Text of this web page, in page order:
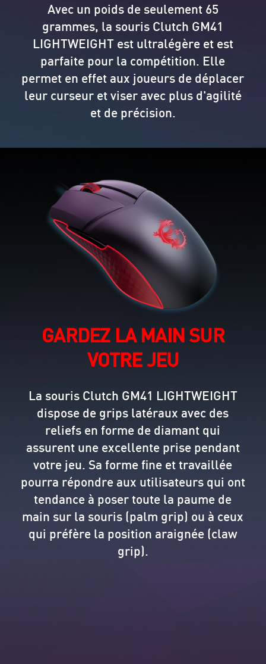
Avec un poids de seulement 65
grammes, la souris Clutch GM41
LIGHTWEIGHT est ultralégère et est
parfaite pour la compétition. Elle
permet en effet aux joueurs de déplacer
leur curseur et viser avec plus d'agilité
et de précision.
GARDEZ LA MAIN SUR
VOTRE JEU
La souris Clutch GM41 LIGHTWEIGHT
dispose de grips latéraux avec des
reliefs en forme de diamant qui
assurent une excellente prise pendant
votre jeu. Sa forme fine et travaillée
pourra répondre aux utilisateurs qui ont
tendance à poser toute la paume de
main sur la souris (palm grip) ou à ceux
qui préfère la position araignée (claw
grip).